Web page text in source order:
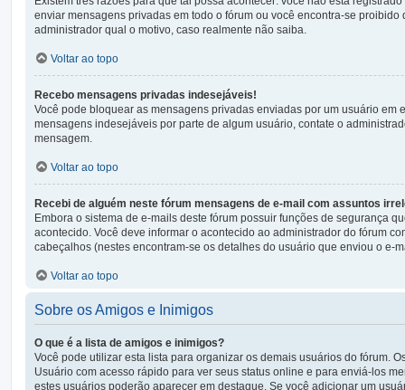
enviar mensagens privadas em todo o fórum ou você encontra-se
administrador qual o motivo, caso realmente não saiba.
Voltar ao topo
Recebo mensagens privadas indesejáveis!
Você pode bloquear as mensagens privadas enviadas por um usuário
mensagens indesejáveis por parte de algum usuário, contate o
mensagem.
Voltar ao topo
Recebi de alguém neste fórum mensagens de e-mail com assuntos
Embora o sistema de e-mails deste fórum possuir funções de segurança
acontecido. Você deve informar o acontecido ao administrador do fórum
cabeçalhos (nestes encontram-se os detalhes do usuário que enviou o e-
Voltar ao topo
Sobre os Amigos e Inimigos
O que é a lista de amigos e inimigos?
Você pode utilizar esta lista para organizar os demais usuários do fórum.
Usuário com acesso rápido para ver seus status online e para enviá-los
estes usuários poderão aparecer em destaque. Se você adicionar um